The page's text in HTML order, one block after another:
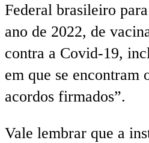
Federal brasileiro
ano de 2022, de
contra a Covid-19,
em que se encontram
acordos firmados”.
Vale lembrar que a